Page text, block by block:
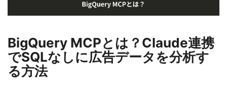
BigQuery MCPとは？Claude連携
でSQLなしに広告データを分析す
る方法